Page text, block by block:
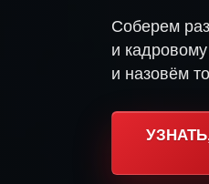
Соберем
и
и назовём